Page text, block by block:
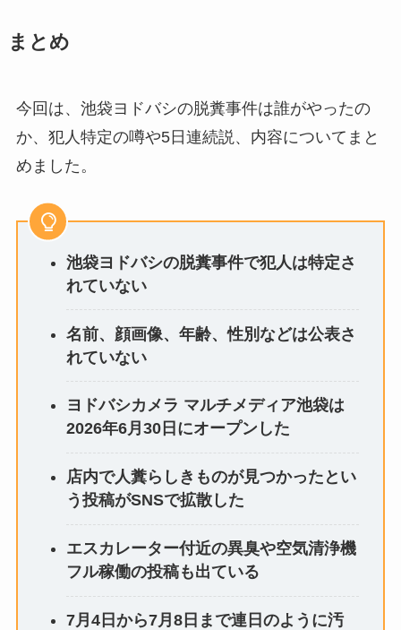
まとめ
今回は、池袋ヨドバシの脱糞事件は誰がやったの
か、犯人特定の噂や5日連続説、内容についてまと
めました。
池袋ヨドバシの脱糞事件で犯人は特定さ
れていない
名前、顔画像、年齢、性別などは公表さ
れていない
ヨドバシカメラ マルチメディア池袋は
2026年6月30日にオープンした
店内で人糞らしきものが見つかったとい
う投稿がSNSで拡散した
エスカレーター付近の異臭や空気清浄機
フル稼働の投稿も出ている
7月4日から7月8日まで連日のように汚